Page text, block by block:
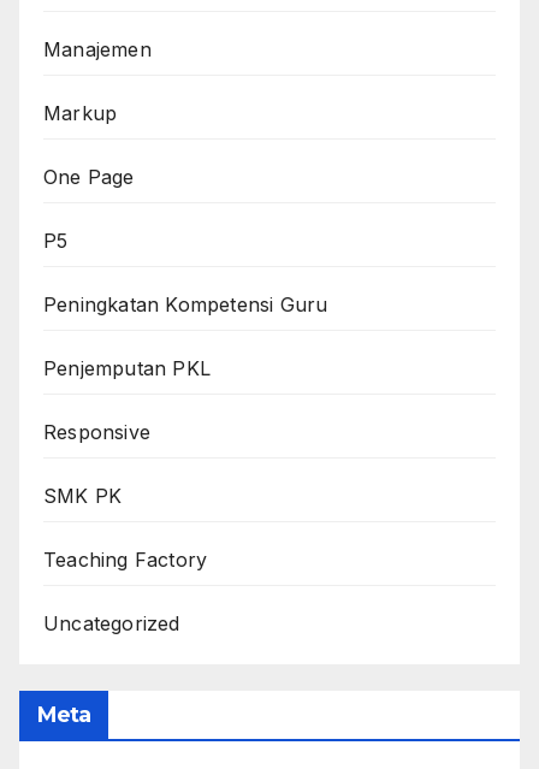
Manajemen
Markup
One Page
P5
Peningkatan Kompetensi Guru
Penjemputan PKL
Responsive
SMK PK
Teaching Factory
Uncategorized
Meta